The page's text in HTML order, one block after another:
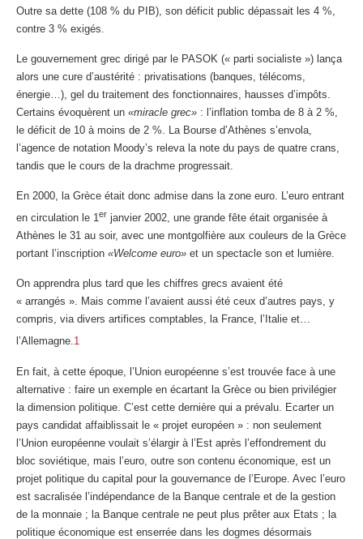
Outre sa dette (108 % du PIB), son déficit public dépassait les 4 %,
contre 3 % exigés.
Le gouvernement grec dirigé par le PASOK (« parti socialiste ») lança
alors une cure d’austérité : privatisations (banques, télécoms,
énergie…), gel du traitement des fonctionnaires, hausses d’impôts.
Certains évoquèrent un «miracle grec» : l’inflation tomba de 8 à 2 %,
le déficit de 10 à moins de 2 %. La Bourse d’Athènes s’envola,
l’agence de notation Moody’s releva la note du pays de quatre crans,
tandis que le cours de la drachme progressait.
En 2000, la Grèce était donc admise dans la zone euro. L’euro entrant
en circulation le 1er janvier 2002, une grande fête était organisée à
Athènes le 31 au soir, avec une montgolfière aux couleurs de la Grèce
portant l’inscription «Welcome euro» et un spectacle son et lumière.
On apprendra plus tard que les chiffres grecs avaient été
« arrangés ». Mais comme l’avaient aussi été ceux d’autres pays, y
compris, via divers artifices comptables, la France, l’Italie et…
l’Allemagne.1
En fait, à cette époque, l’Union européenne s’est trouvée face à une
alternative : faire un exemple en écartant la Grèce ou bien privilégier
la dimension politique. C’est cette dernière qui a prévalu. Ecarter un
pays candidat affaiblissait le « projet européen » : non seulement
l’Union européenne voulait s’élargir à l’Est après l’effondrement du
bloc soviétique, mais l’euro, outre son contenu économique, est un
projet politique du capital pour la gouvernance de l’Europe. Avec l’euro
est sacralisée l’indépendance de la Banque centrale et de la gestion
de la monnaie ; la Banque centrale ne peut plus prêter aux Etats ; la
politique économique est enserrée dans les dogmes désormais